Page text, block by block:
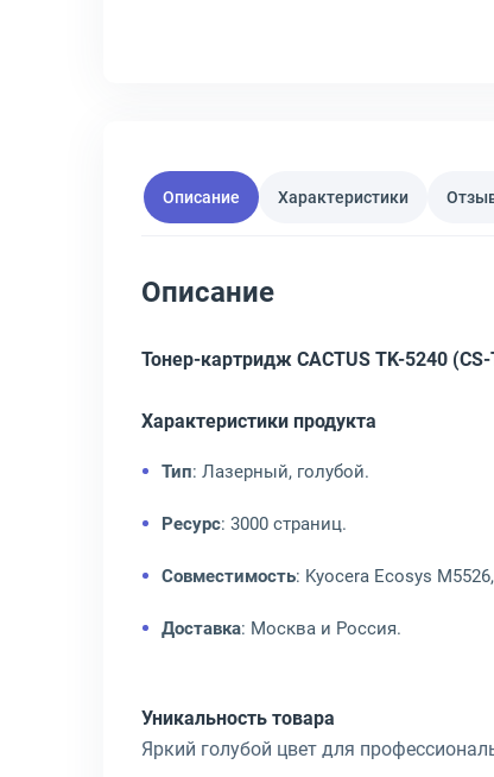
Описание Характеристики
Описание
Тонер-картридж CACTUS TK-5240
Характеристики продукта
Тип: Лазерный, голубой.
Ресурс: 3000 страниц.
Совместимость: Kyocera Ecosys
Доставка: Москва и Россия.
Уникальность товара
Яркий голубой цвет для